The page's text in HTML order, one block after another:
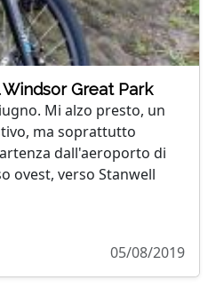
Great Park
Mi alzo presto, un
ma soprattutto
dall'aeroporto di
ovest, verso Stanwell
05/08/2019